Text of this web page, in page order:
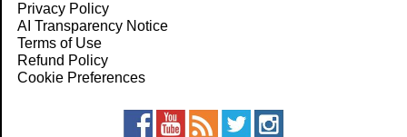
Privacy Policy
AI Transparency Notice
Terms of Use
Refund Policy
Cookie Preferences